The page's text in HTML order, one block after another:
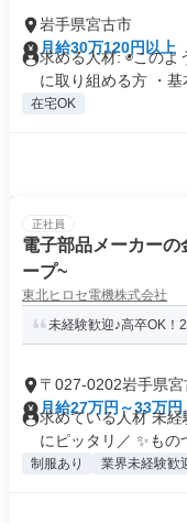
岩手県宮古市
月給30万120円以上
求める人材: ◉このよ
に取り組める方 ・基
在宅OK
正社員
電子部品メーカー
ープ~
東北ヒロセ電機株式会社
未経験歓迎♪高卒OK！
〒027-0202岩手県宮
月給27万円～33万円
求めている人材 未
にピッタリ／ ✨もの
制服あり 業界未経験歓